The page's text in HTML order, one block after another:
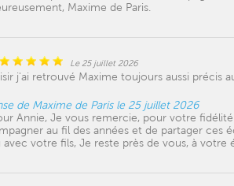
Maxime de Paris.
Le 25 juillet 2026
j'ai retrouvé Maxime toujours aussi précis
de Maxime de Paris le 25 juillet 2026
Annie, Je vous remercie, pour votre
au fil des années et de partager ces
avec votre fils, Je reste près de vous, à